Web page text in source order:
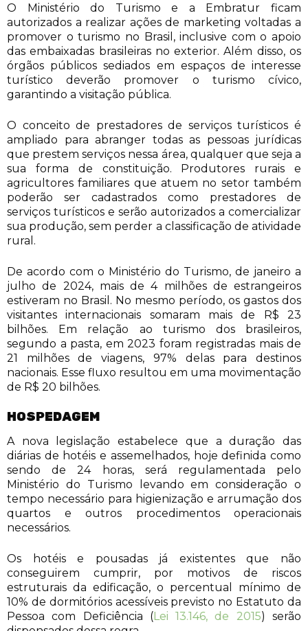
O Ministério do Turismo e a Embratur ficam
autorizados a realizar ações de marketing voltadas a
promover o turismo no Brasil, inclusive com o apoio
das embaixadas brasileiras no exterior. Além disso, os
órgãos públicos sediados em espaços de interesse
turístico deverão promover o turismo cívico,
garantindo a visitação pública.
O conceito de prestadores de serviços turísticos é
ampliado para abranger todas as pessoas jurídicas
que prestem serviços nessa área, qualquer que seja a
sua forma de constituição. Produtores rurais e
agricultores familiares que atuem no setor também
poderão ser cadastrados como prestadores de
serviços turísticos e serão autorizados a comercializar
sua produção, sem perder a classificação de atividade
rural.
De acordo com o Ministério do Turismo, de janeiro a
julho de 2024, mais de 4 milhões de estrangeiros
estiveram no Brasil. No mesmo período, os gastos dos
visitantes internacionais somaram mais de R$ 23
bilhões. Em relação ao turismo dos brasileiros,
segundo a pasta, em 2023 foram registradas mais de
21 milhões de viagens, 97% delas para destinos
nacionais. Esse fluxo resultou em uma movimentação
de R$ 20 bilhões.
HOSPEDAGEM
A nova legislação estabelece que a duração das
diárias de hotéis e assemelhados, hoje definida como
sendo de 24 horas, será regulamentada pelo
Ministério do Turismo levando em consideração o
tempo necessário para higienização e arrumação dos
quartos e outros procedimentos operacionais
necessários.
Os hotéis e pousadas já existentes que não
conseguirem cumprir, por motivos de riscos
estruturais da edificação, o percentual mínimo de
10% de dormitórios acessíveis previsto no Estatuto da
Pessoa com Deficiência (Lei 13.146, de 2015) serão